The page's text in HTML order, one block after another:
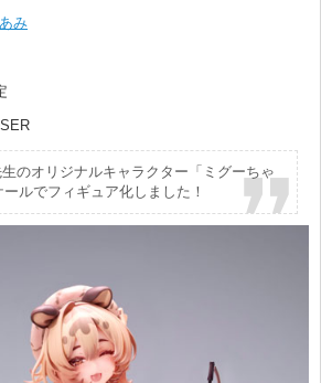
み
のオリジナルキャラクター「ミグーちゃ
ルでフィギュア化しました！